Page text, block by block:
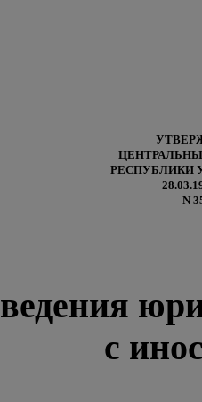
РЕСПУБЛИКИ
N
ведения
с